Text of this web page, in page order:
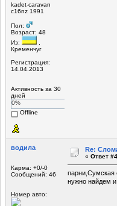
kadet-caravan
c16nz 1991
Пол:
Возраст: 48
Из:
Кременчуг
Регистрация:
14.04.2013
Активность за 30
дней
0%
Offline
водила
Карма: +0/-0
Сообщений: 46
Номер авто:
Re:
« Ответ
парни,Сумская
нужно найдем